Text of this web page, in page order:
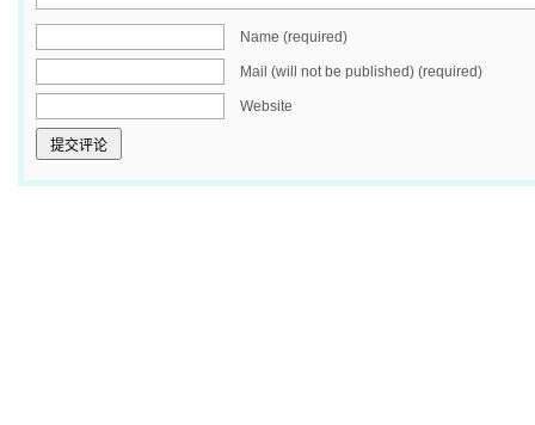
Name (required)
Mail (will not be published) (required)
Website